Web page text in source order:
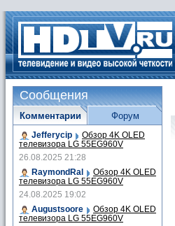
Сообщения
Комментарии
Jefferycip Обзор 4K OLED
телевизора LG 55EG960V
26.08.2025 21:28
RaymondRal
Обзор 4K OLED
телевизора LG 55EG960V
24.08.2025 19:02
Augustsoore
Обзор 4K OLED
телевизора LG 55EG960V
Форум